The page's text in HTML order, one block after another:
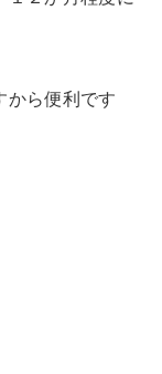
から便利です